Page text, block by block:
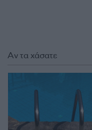
Αν τα χάσατε